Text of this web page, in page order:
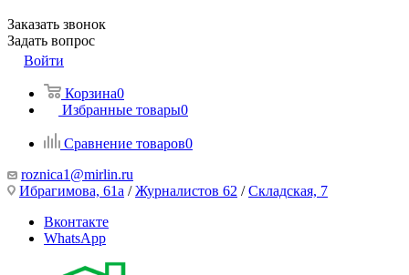
Заказать звонок
Задать вопрос
Войти
Корзина0
Избранные товары0
Сравнение товаров0
roznica1@mirlin.ru
Ибрагимова, 61а /Журналистов 62 /Складская, 7
Вконтакте
WhatsApp